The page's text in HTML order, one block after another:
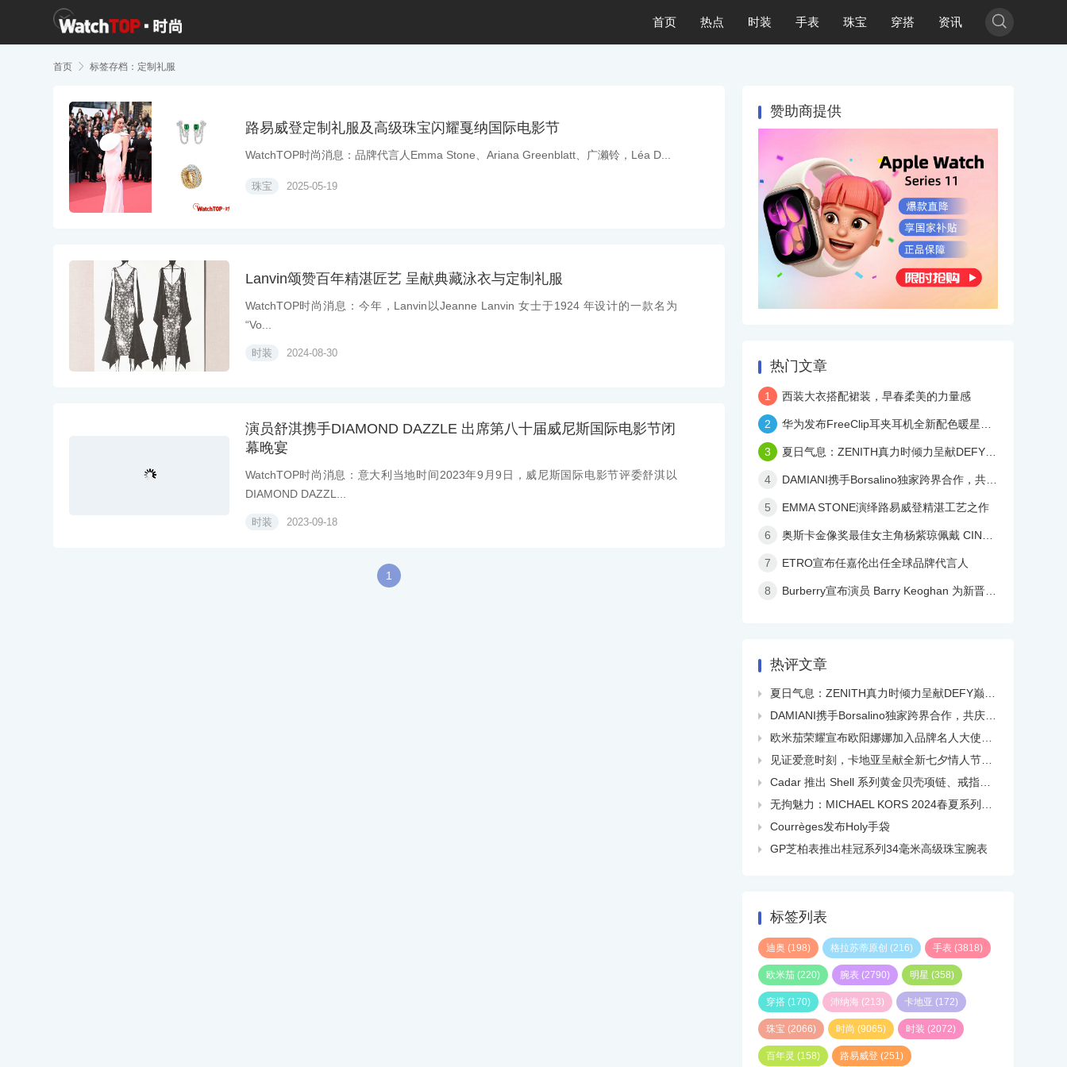
首页 热点 时装 手表 珠宝 穿搭 资讯 
首页  标签存档：定制礼服
路易威登定制礼服及高级珠宝闪耀戛纳国际电影节
WatchTOP时尚消息：品牌代言人Emma Stone、Ariana Greenblatt、广濑铃，Léa D...
珠宝 2025-05-19
Lanvin颂赞百年精湛匠艺 呈献典藏泳衣与定制礼服
WatchTOP时尚消息：今年，Lanvin以Jeanne Lanvin 女士于1924 年设计的一款名为
“Vo...
时装 2024-08-30
演员舒淇携手DIAMOND DAZZLE 出席第八十届威尼斯国际电影节闭
幕晚宴
WatchTOP时尚消息：意大利当地时间2023年9月9日，威尼斯国际电影节评委舒淇以
DIAMOND DAZZL...
时装 2023-09-18
1
赞助商提供
热门文章
1 西装大衣搭配裙装，早春柔美的力量感
2 华为发布FreeClip耳夹耳机全新配色暖星云，再度引领时尚潮流！
3 夏日气息：ZENITH真力时倾力呈献DEFY巅峰系列镂空天际腕表白色陶瓷款
4 DAMIANI携手Borsalino独家跨界合作，共庆品牌百年华诞
5 EMMA STONE演绎路易威登精湛工艺之作
6 奥斯卡金像奖最佳女主角杨紫琼佩戴 CINDY CHAO 艺术珠宝亮相颁奖典礼
7 ETRO宣布任嘉伦出任全球品牌代言人
8 Burberry宣布演员 Barry Keoghan 为新晋品牌大使
热评文章

夏日气息：ZENITH真力时倾力呈献DEFY巅峰系列镂空天际腕表白色陶瓷款

DAMIANI携手Borsalino独家跨界合作，共庆品牌百年华诞

欧米茄荣耀宣布欧阳娜娜加入品牌名人大使大家庭

见证爱意时刻，卡地亚呈献全新七夕情人节短片

Cadar 推出 Shell 系列黄金贝壳项链、戒指、耳环等

无拘魅力：MICHAEL KORS 2024春夏系列广告大片正式发布

Courrèges发布Holy手袋

GP芝柏表推出桂冠系列34毫米高级珠宝腕表
标签列表
迪奥 (198) 格拉苏蒂原创 (216) 手表 (3818)
欧米茄 (220) 腕表 (2790) 明星 (358)
穿搭 (170) 沛纳海 (213) 卡地亚 (172)
珠宝 (2066) 时尚 (9065) 时装 (2072)
百年灵 (158) 路易威登 (251)